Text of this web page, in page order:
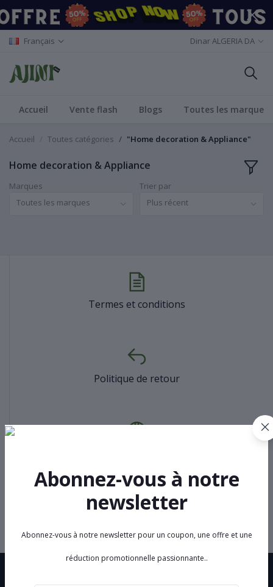
Français Dinar ALGERIA DA
Accueil Vente flash Blogs Toutes les marques
Accueil Toutes catégories "Home decoration & Appliance"
Home decoration & Appliance
Marques
Toutes les marques
Trier par
Plus récent
Termes et conditions
Politique de retour
Abonnez-vous à notre
newsletter
Abonnez-vous à notre newsletter pour un coupon, une offre et une
réduction promotionnelle passionnante..